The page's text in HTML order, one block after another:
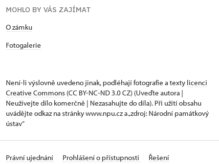
MOHLO BY VÁS ZAJÍMAT
​​​​​​O zámku
Fotogalerie
Není-li výslovně uvedeno jinak, podléhají fotografie a texty licenci
Creative Commons (CC BY-NC-ND 3.0 CZ) (Uveďte autora |
Neužívejte dílo komerčně | Nezasahujte do díla). Při užití obsahu
uvádějte odkaz na stránky www.npu.cz a „zdroj: Národní památkový
ústav“
Právní ujednání Prohlášení o přístupnosti
Řešení